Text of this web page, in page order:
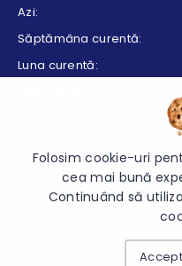
Azi:
Săptămâna curentă:
Luna curentă:
© 2026 Direcția Educație
Folosim cookie-uri
cea mai bună
Continuând să